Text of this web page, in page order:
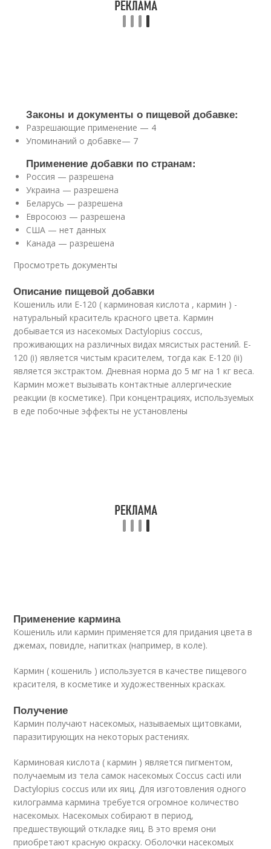
Законы и документы о пищевой добавке:
Разрешающие применение — 4
Упоминаний о добавке— 7
Применение добавки по странам:
Россия — разрешена
Украина — разрешена
Беларусь — разрешена
Евросоюз — разрешена
США — нет данных
Канада — разрешена
Просмотреть документы
Описание пищевой добавки
Кошениль или Е-120 ( карминовая кислота , кармин ) -
натуральный краситель красного цвета. Кармин
добывается из насекомых Dactylopius coccus,
проживающих на различных видах мясистых растений. E-
120 (i) является чистым красителем, тогда как E-120 (ii)
является экстрактом. Дневная норма до 5 мг на 1 кг веса.
Кармин может вызывать контактные аллергические
реакции (в косметике). При концентрациях, используемых
в еде побочные эффекты не установлены
Применение кармина
Кошениль или кармин применяется для придания цвета в
джемах, повидле, напитках (например, в коле).
Кармин ( кошениль ) используется в качестве пищевого
красителя, в косметике и художественных красках.
Получение
Кармин получают насекомых, называемых щитовками,
паразитирующих на некоторых растениях.
Карминовая кислота ( кармин ) является пигментом,
получаемым из тела самок насекомых Coccus cacti или
Dactylopius coccus или их яиц. Для изготовления одного
килограмма кармина требуется огромное количество
насекомых. Насекомых собирают в период,
предшествующий откладке яиц. В это время они
приобретают красную окраску. Оболочки насекомых